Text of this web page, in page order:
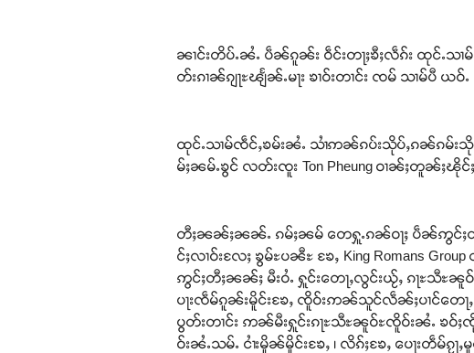
ၼၢင်းတိပ်ႉၼႆႉ ပဵၼ်ၵူၼ်း ဝဵင်းတႃႈၶီႈလဵၵ်း ထုင်ႉ
တ်းၵၢၼ်ၵျႃႊၽျႅၼ်ႉမႃး ၶၢဝ်းတၢင်း ၸမ် သၢမ်ပီ ယဝ်ႉ
ထုင်ႉသၢမ်ၸဵင်ႇၶမ်းၼႆႉ သၢႆဢၼ်ၵပ်းသိုပ်ႇၵၼ်ၵမ်းသိုဝ်
မ်ႈၼမ်ႉၶွင် လတ်းၸူး Ton Pheung ဝၢၼ်ႈတူၼ်ႈၽို
တီႈၼၼ်ႈၼၼ်ႉ ၵမ်ႈၼမ် တေႁူႉၵၼ်ဝႃႈ ပဵၼ်ဢွင်ႈတီႈၶို
င်ႈလၢဝ်းလႄႈ ၶွမ်ႊပၼီႊ ၶႄႇ King Romans
ဢွင်ႈတီႈၼၼ်ႈ မီးဝႆႉ ႁူင်းတေႃႇလွင်းယႂ်ႇ ၵႃႊသီႊ
ပႃးၸဵမ်ၵူၼ်းမိူင်းၶႄႇ ၸိူဝ်းဢၼ်သူင်လဵၼ်ႈပၢင်တေႃႇ
ပွတ်းတၢင်း ဢၼ်မီးႁူင်းၵႃႊသီႊၼူဝ်ႊၸိူဝ်းၼႆႉ ၶဝ်ႈၸို
ဝ်းၼႆႉသမ်ႉ ငၢႆးမိူၼ်မိူင်းၶႄႇ ၊ လိၵ်ႈၶႄႇ ပေႃးတဵမ်ၵႂ